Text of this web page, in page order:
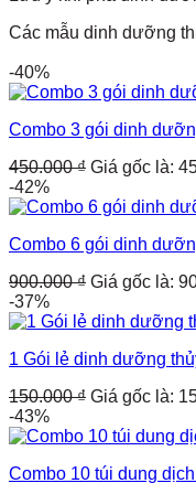
Các mẫu dinh dưỡng
-40%
Combo 3 gói dinh
450.000₫ Giá gốc là:
-42%
Combo 6 gói dinh
900.000₫ Giá gốc là:
-37%
1 Gói lẻ dinh dưỡng
150.000₫ Giá gốc là:
-43%
Combo 10 túi dung